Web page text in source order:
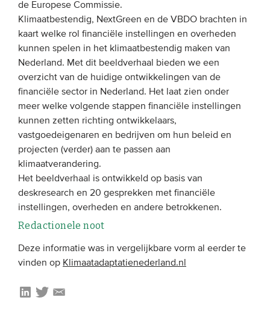
Webinars
Podcasts
Video’s
WIE WE ZIJN
Vereniging
Onze leden
Bestuur
Partners & netwerken
Engagement
de Europese Commissie.
Klimaatbestendig, NextGreen en de VBDO brachten in
kaart welke rol financiële instellingen en overheden
kunnen spelen in het klimaatbestendig maken van
Nederland. Met dit beeldverhaal bieden we een
overzicht van de huidige ontwikkelingen van de
financiële sector in Nederland. Het laat zien onder
meer welke volgende stappen financiële instellingen
kunnen zetten richting ontwikkelaars,
vastgoedeigenaren en bedrijven om hun beleid en
projecten (verder) aan te passen aan
klimaatverandering.
Het beeldverhaal is ontwikkeld op basis van
deskresearch en 20 gesprekken met financiële
instellingen, overheden en andere betrokkenen.
Redactionele noot
Deze informatie was in vergelijkbare vorm al eerder te
vinden op Klimaatadaptatienederland.nl